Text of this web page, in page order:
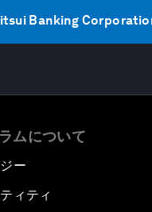
Banking
ムについて
ー
ィティ